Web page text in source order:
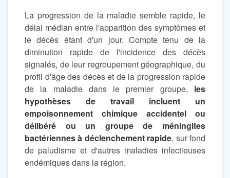
La progression de la maladie semble rapide, le
délai médian entre l'apparition des symptômes et
le décès étant d'un jour. Compte tenu de la
diminution rapide de l'incidence des décès
signalés, de leur regroupement géographique, du
profil d'âge des décès et de la progression rapide
de la maladie dans le premier groupe, les
hypothèses de travail incluent un
empoisonnement chimique accidentel ou
délibéré ou un groupe de méningites
bactériennes à déclenchement rapide, sur fond
de paludisme et d'autres maladies infectieuses
endémiques dans la région.